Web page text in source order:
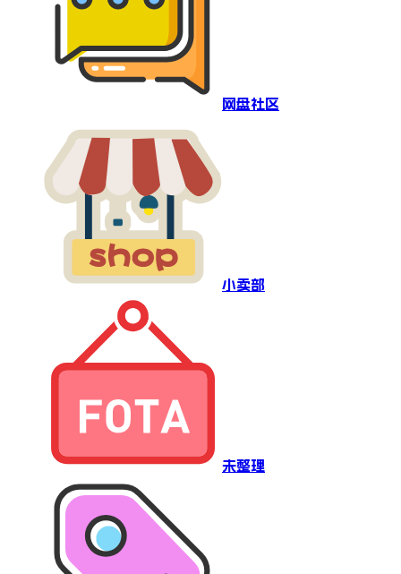
网盘社区
小卖部
未整理